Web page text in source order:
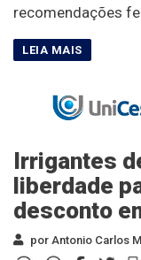
recomendações
Irrigantes
liberdade
desconto
por Antonio Carlos